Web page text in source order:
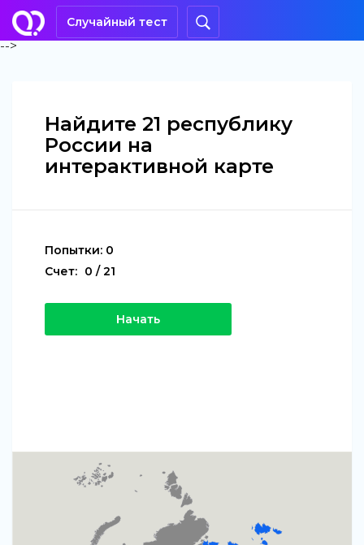
Случайный тест
-->
Найдите 21 республику
России на
интерактивной карте
Попытки: 0
Счет: 0 /21
Начать